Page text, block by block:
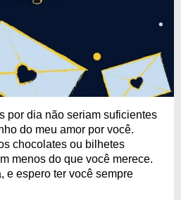
por dia não seriam suficientes
do meu amor por você.
chocolates ou bilhetes
menos do que você merece.
e espero ter você sempre